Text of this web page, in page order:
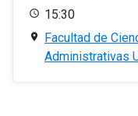
15:30
Facultad de
Administrativas